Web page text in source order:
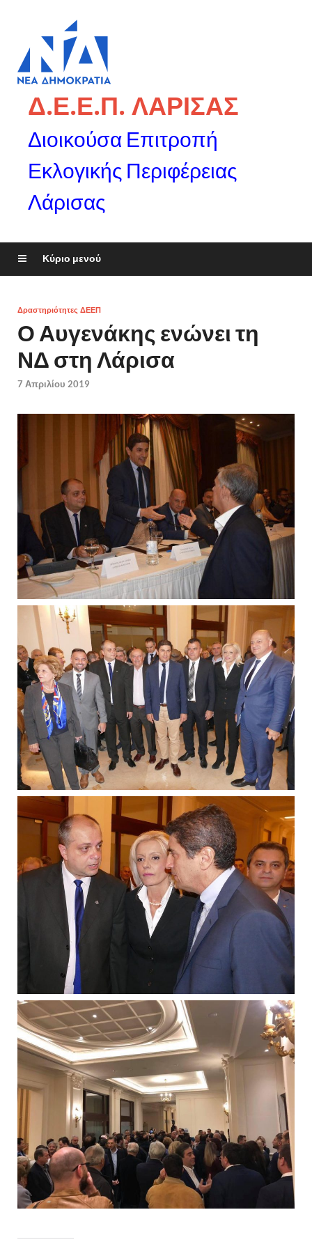
Δ.Ε.Ε.Π. ΛΑΡΙΣΑΣ
Διοικούσα Επιτροπή
Εκλογικής Περιφέρειας
Λάρισας
Κύριο μενού
Δραστηριότητες ΔΕΕΠ
Ο Αυγενάκης ενώνει τη
ΝΔ στη Λάρισα
7 Απριλίου 2019